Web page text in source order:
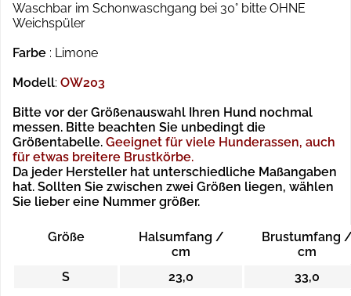
Waschbar im Schonwaschgang bei 30° bitte OHNE
Weichspüler
Farbe : Limone
Modell: OW203
Bitte vor der Größenauswahl Ihren Hund nochmal
messen. Bitte beachten Sie unbedingt die
Größentabelle. Geeignet für viele Hunderassen, auch
für etwas breitere Brustkörbe.
Da jeder Hersteller hat unterschiedliche Maßangaben
hat. Sollten Sie zwischen zwei Größen liegen, wählen
Sie lieber eine Nummer größer.
Größe
Halsumfang /
cm
Brustumfang
cm
S
23,0
33,0